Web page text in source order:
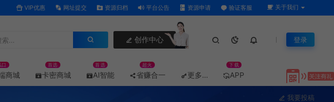
VIP优惠 网址提交 资源归档 平台公告 资源申请 验证客服 关于我们
创作中心 登录
商城
口
卡密商城
首选
AI智能
首选
省赚合一
超火
更多… APP
下载
我要投稿